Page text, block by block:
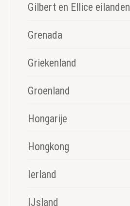
Gilbert en Ellice eilanden
Grenada
Griekenland
Groenland
Hongarije
Hongkong
Ierland
IJsland